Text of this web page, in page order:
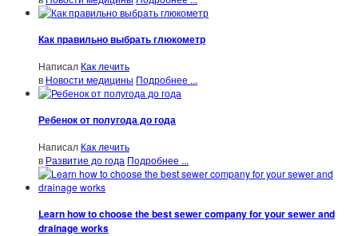
Как правильно выбрать глюкометр
Написал Как лечить
в Новости медицины Подробнее ...
Ребенок от полугода до года
Написал Как лечить
в Развитие до года Подробнее ...
Learn how to choose the best sewer company for your sewer and
drainage works